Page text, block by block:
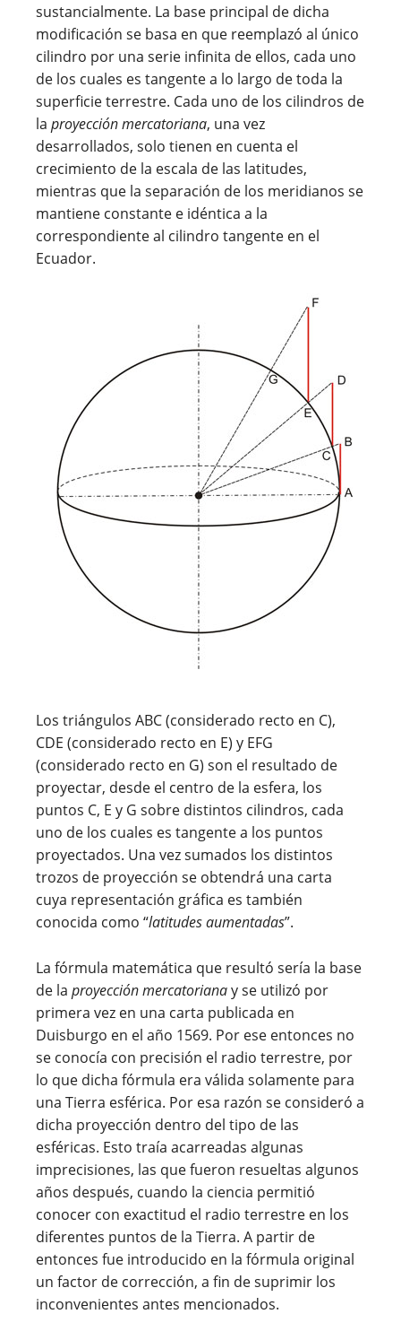
sustancialmente. La base principal de dicha
modificación se basa en que reemplazó al único
cilindro por una serie infinita de ellos, cada uno
de los cuales es tangente a lo largo de toda la
superficie terrestre. Cada uno de los cilindros de
la proyección mercatoriana, una vez
desarrollados, solo tienen en cuenta el
crecimiento de la escala de las latitudes,
mientras que la separación de los meridianos se
mantiene constante e idéntica a la
correspondiente al cilindro tangente en el
Ecuador.
Los triángulos ABC (considerado recto en C),
CDE (considerado recto en E) y EFG
(considerado recto en G) son el resultado de
proyectar, desde el centro de la esfera, los
puntos C, E y G sobre distintos cilindros, cada
uno de los cuales es tangente a los puntos
proyectados. Una vez sumados los distintos
trozos de proyección se obtendrá una carta
cuya representación gráfica es también
conocida como “latitudes aumentadas”.
La fórmula matemática que resultó sería la base
de la proyección mercatorianay se utilizó por
primera vez en una carta publicada en
Duisburgo en el año 1569. Por ese entonces no
se conocía con precisión el radio terrestre, por
lo que dicha fórmula era válida solamente para
una Tierra esférica. Por esa razón se consideró a
dicha proyección dentro del tipo de las
esféricas. Esto traía acarreadas algunas
imprecisiones, las que fueron resueltas algunos
años después, cuando la ciencia permitió
conocer con exactitud el radio terrestre en los
diferentes puntos de la Tierra. A partir de
entonces fue introducido en la fórmula original
un factor de corrección, a fin de suprimir los
inconvenientes antes mencionados.